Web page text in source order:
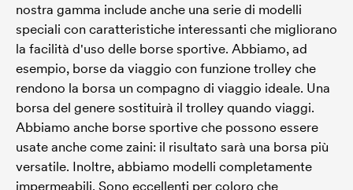
nostra gamma include anche una serie di modelli
speciali con caratteristiche interessanti che migliorano
la facilità d'uso delle borse sportive. Abbiamo, ad
esempio, borse da viaggio con funzione trolley che
rendono la borsa un compagno di viaggio ideale. Una
borsa del genere sostituirà il trolley quando viaggi.
Abbiamo anche borse sportive che possono essere
usate anche come zaini: il risultato sarà una borsa più
versatile. Inoltre, abbiamo modelli completamente
impermeabili. Sono eccellenti per coloro che